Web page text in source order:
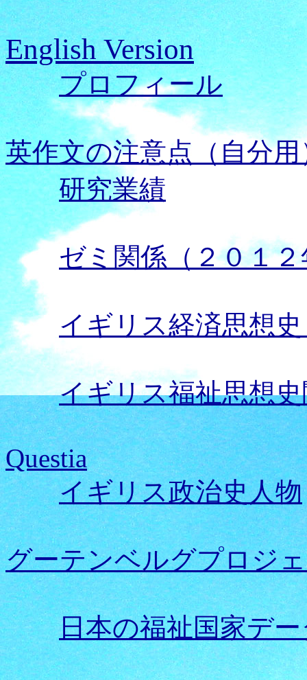
English Version
プロフィール
英作文の注意点（自分用
研究業績
ゼミ関係（２０１
イギリス経済思想
イギリス福祉思想
Questia
イギリス政治史人物
グーテンベルグプロジ
日本の福祉国家デ